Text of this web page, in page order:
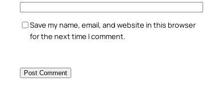
Save my name, email, and website in this browser
for the next time I comment.